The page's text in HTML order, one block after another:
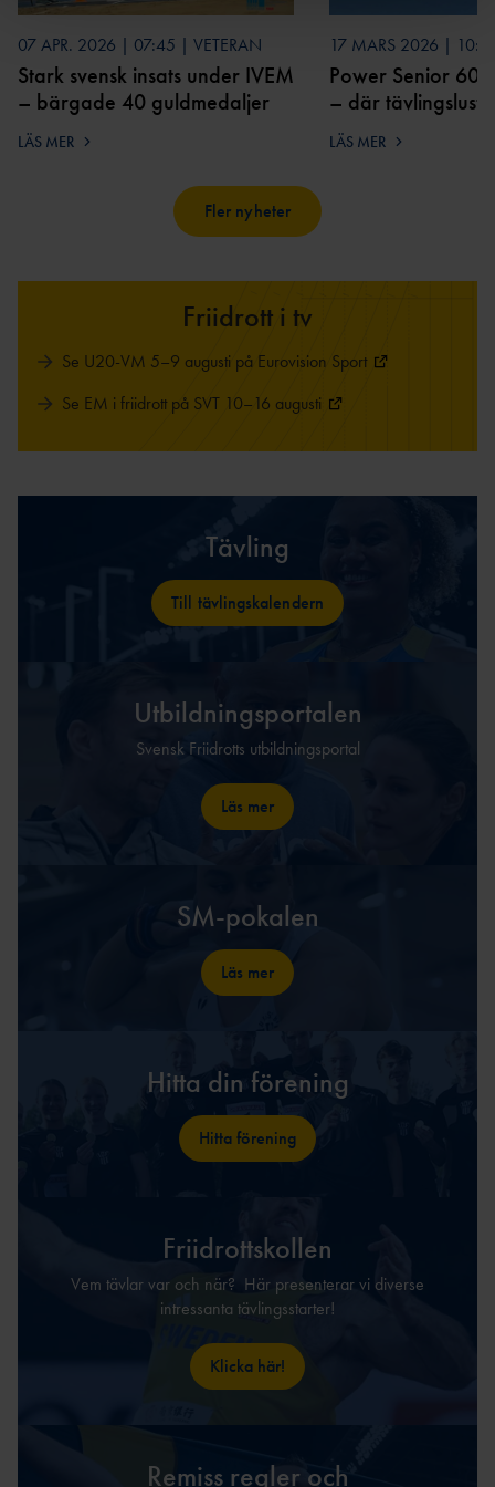
07 APR. 2026 | 07:45 | VETERAN
Stark svensk insats under IVEM
– bärgade 40 guldmedaljer
LÄS MER
17 MARS 2026 |
Power Senior
– där
livslång idrott
LÄS MER
Fler nyheter
Friidrott i tv
Se U20-VM 5–9 augusti på Eurovision Sport
Se EM i friidrott på SVT 10–16 augusti
Tävling
Till tävlingskalendern
Utbildningsportalen
Svensk Friidrotts utbildningsportal
Läs mer
SM-pokalen
Läs mer
Hitta din förening
Hitta förening
Friidrottskollen
Vem tävlar var och när? Här presenterar vi diverse
intressanta tävlingsstarter!
Klicka här!
Remiss regler och